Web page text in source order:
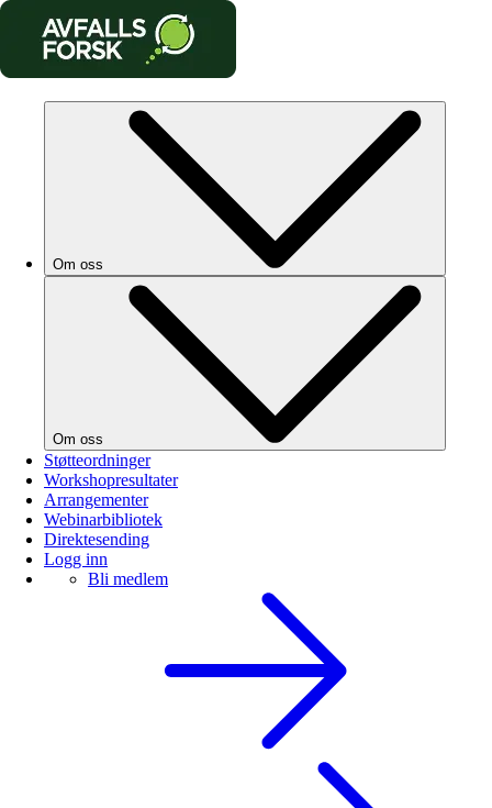
Om oss
Om oss
Støtteordninger
Workshopresultater
Arrangementer
Webinarbibliotek
Direktesending
Logg inn
Bli medlem